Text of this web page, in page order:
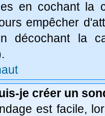
en cochant la
empêcher
décochant la
je créer un
est facile,